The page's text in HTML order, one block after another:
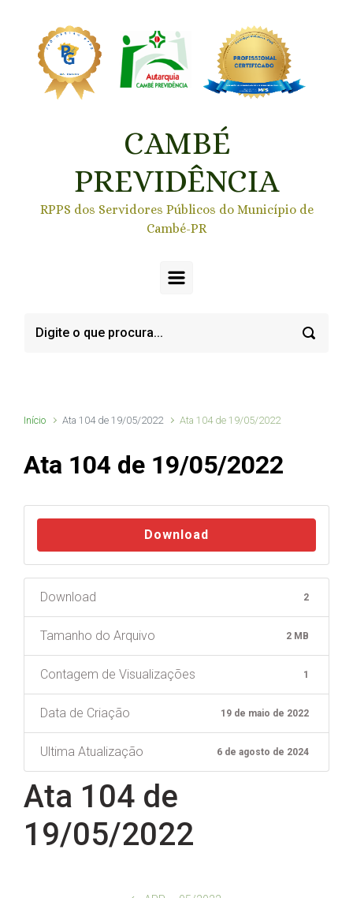
CAMBÉ
PREVIDÊNCIA
RPPS dos Servidores Públicos do Município de
Cambé-PR
Início Ata 104 de 19/05/2022 Ata 104 de 19/05/2022
Ata 104 de 19/05/2022
Download
Download 2
Tamanho do Arquivo 2 MB
Contagem de Visualizações 1
Data de Criação 19 de maio de 2022
Ultima Atualização 6 de agosto de 2024
Ata 104 de
19/05/2022